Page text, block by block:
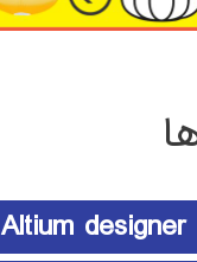
Altium designer